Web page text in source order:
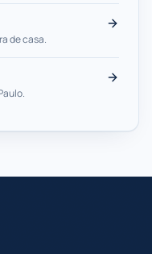
de casa.